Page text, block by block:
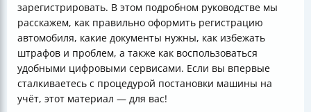
зарегистрировать. В этом подробном руководстве мы
расскажем, как правильно оформить регистрацию
автомобиля, какие документы нужны, как избежать
штрафов и проблем, а также как воспользоваться
удобными цифровыми сервисами. Если вы впервые
сталкиваетесь с процедурой постановки машины на
учёт, этот материал — для вас!